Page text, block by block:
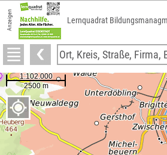
Anzeigen Lernquadrat